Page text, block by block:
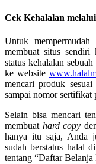
Cek Kehalalan
Untuk
membuat situs
status kehalalan
ke website
mencari produk
sampai nomor
Selain bisa mencari
membuat hard copy
hanya itu saja, Anda
sudah berstatus halal
tentang “Daftar